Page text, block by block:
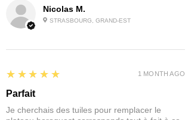
Nicolas M.
STRASBOURG, GRAND-EST
5
★★★★★
Parfait
Je cherchais des tuiles pour remplacer le
1 MONTH AGO